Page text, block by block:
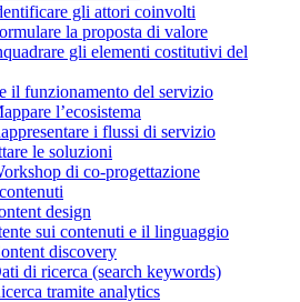
gli attori coinvolti
la proposta di valore
gli elementi costitutivi del
il funzionamento del servizio
l’ecosistema
i flussi di servizio
le soluzioni
di co-progettazione
design
sui contenuti e il linguaggio
discovery
di ricerca (search keywords)
tramite analytics